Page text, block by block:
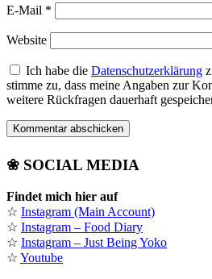
E-Mail *
Website
Ich habe die Datenschutzerklärung
stimme zu, dass meine Angaben zur
weitere Rückfragen dauerhaft
❀ SOCIAL MEDIA
Findet mich hier auf
☆ Instagram (Main Account)
☆ Instagram – Food Diary
☆ Instagram – Just Being Yoko
☆ Youtube